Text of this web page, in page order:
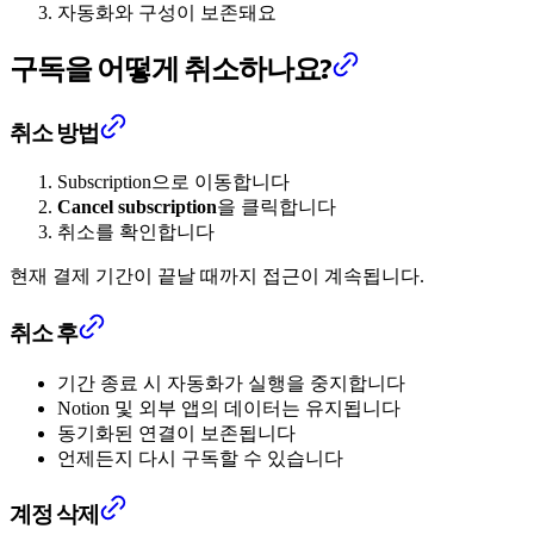
자동화와 구성이 보존돼요
구독을 어떻게 취소하나요?
취소 방법
Subscription으로 이동합니다
Cancel subscription을 클릭합니다
취소를 확인합니다
현재 결제 기간이 끝날 때까지 접근이 계속됩니다.
취소 후
기간 종료 시 자동화가 실행을 중지합니다
Notion 및 외부 앱의 데이터는 유지됩니다
동기화된 연결이 보존됩니다
언제든지 다시 구독할 수 있습니다
계정 삭제